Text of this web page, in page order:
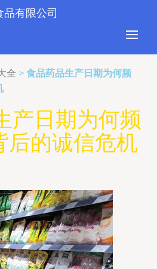
有限公司
全 > 食品药品生产日期为何频
产日期为何频
后的诚信危机